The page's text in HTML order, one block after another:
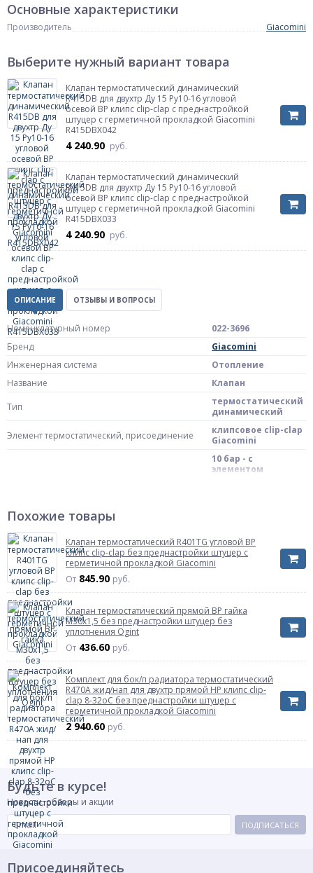
Основные характеристики
Производитель Giacomini
Выберите нужный вариант товара
Клапан термостатический динамический
R415DB для двухтр Ду 15 Ру10-16 угловой
осевой ВР клипс clip-clap с преднастройкой
штуцер с герметичной прокладкой Giacomini
R415DBX042
4 240.90 руб.
Клапан термостатический динамический
R415DB для двухтр Ду 15 Ру10-16 угловой
осевой ВР клипс clip-clap с преднастройкой
штуцер с герметичной прокладкой Giacomini
R415DBX033
4 240.90 руб.
ОПИСАНИЕ ОТЗЫВЫ И ВОПРОСЫ
Номенклатурный номер
022-3696
Бренд
Giacomini
Инженерная система
Отопление
Название
Клапан
Тип
термостатический
динамический
Элемент термостатический, присоединение
клипсовое clip-clap
Giacomini
10 бар - с
элементом
Конструкция
Тип системы отопления
двухтрубная
система отопления
Модель
R415DB
Покрытие
Тип присоединения к трубопроводу
Штуцер
с герметичной
Функция преднастройки
Материал корпуса
Масса нетто
0.406 кг
Страна происхождения
Италия
Диаметр
Подключение к отопительному прибору
наружная резьба
Подключение к трубопроводу
Артикул
Размер штуцеров для присоединения к
трубопроводу
Размер штуцеров для присоединения к
радиатору
Похожие товары
Клапан термостатический R401TG угловой ВР
клипс clip-clap без преднастройки штуцер с
герметичной прокладкой Giacomini
От 845.90 руб.
Клапан термостатический прямой ВР гайка
М30х1,5 без преднастройки штуцер без
уплотнения Ogint
От 436.60 руб.
Комплект для бок/п радиатора термостатический
R470A жид/нап для двухтр прямой НР клипс clip-
clap 8-32oC без преднастройки штуцер с
герметичной прокладкой Giacomini
2 940.60 руб.
Будьте в курсе!
Новости, обзоры и акции
ПОДПИСАТЬСЯ
Присоединяйтесь